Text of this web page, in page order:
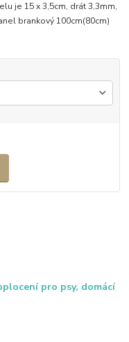
je 15 x 3,5cm, drát 3,3mm,
brankový 100cm(80cm)
pro psy, domácí